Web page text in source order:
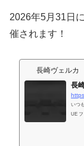
2026年5月31日
催されます！
長崎ヴェルカ
長
いつ
UE